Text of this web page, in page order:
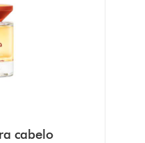
cabelo